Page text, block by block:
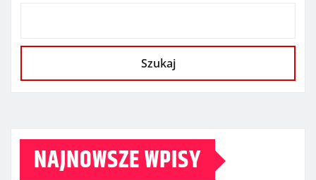
Szukaj
NAJNOWSZE WPISY